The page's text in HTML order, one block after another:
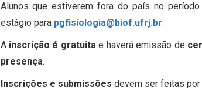
Alunos que estiverem fora do país no
estágio para pgfisiologia@biof.ufrj.br.
A inscrição é gratuitae haverá emissão de
presença.
Inscrições e submissões devem ser feitas por